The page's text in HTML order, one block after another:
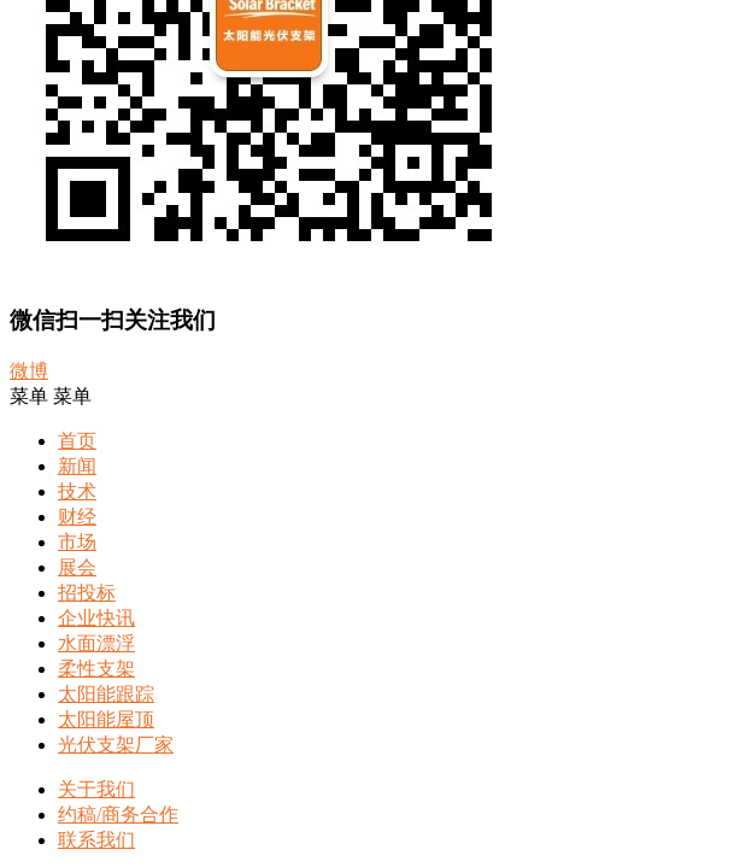
微信扫一扫关注我们
微博
菜单 菜单
首页
新闻
技术
财经
市场
展会
招投标
企业快讯
水面漂浮
柔性支架
太阳能跟踪
太阳能屋顶
光伏支架厂家
关于我们
约稿/商务合作
联系我们